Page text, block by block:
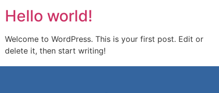
Hello world!
Welcome to WordPress. This is your first post. Edit or
delete it, then start writing!